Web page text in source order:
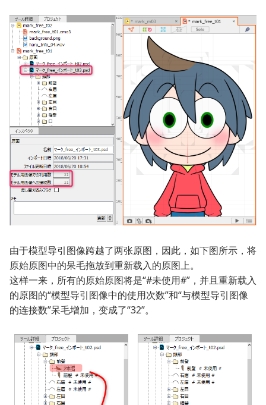
由于模型导引图像跨越了两张原图，因此，如下图所示，将
原始原图中的呆毛拖放到重新载入的原图上。
这样一来，所有的原始原图将是“#未使用#”，并且重新载入
的原图的“模型导引图像中的使用次数”和“与模型导引图像
的连接数”呆毛增加，变成了“32”。